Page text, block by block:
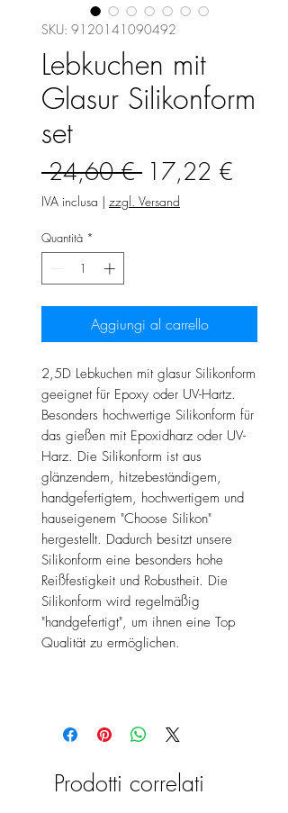
SKU: 9120141090492
Lebkuchen mit
Glasur Silikonform
set
24,60 € Prezzo
regolare
17,22 €
IVA inclusa | zzgl. Versand
Quantità *
Aggiungi al carrello
2,5D Lebkuchen mit glasur Silikonform
geeignet für Epoxy oder UV-Hartz.
Besonders hochwertige Silikonform für
das gießen mit Epoxidharz oder UV-
Harz. Die Silikonform ist aus
glänzendem, hitzebeständigem,
handgefertigtem, hochwertigem und
hauseigenem "Choose Silikon"
hergestellt. Dadurch besitzt unsere
Silikonform eine besonders hohe
Reißfestigkeit und Robustheit. Die
Silikonform wird regelmäßig
"handgefertigt", um ihnen eine Top
Qualität zu ermöglichen.
Prodotti correlati